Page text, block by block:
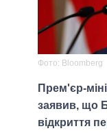
Фото: Bloomberg
Прем'єр-
заявив, що
відкриття